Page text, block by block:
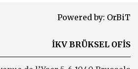
Powered by: OrBiT
İKV BRÜKSEL OFİS